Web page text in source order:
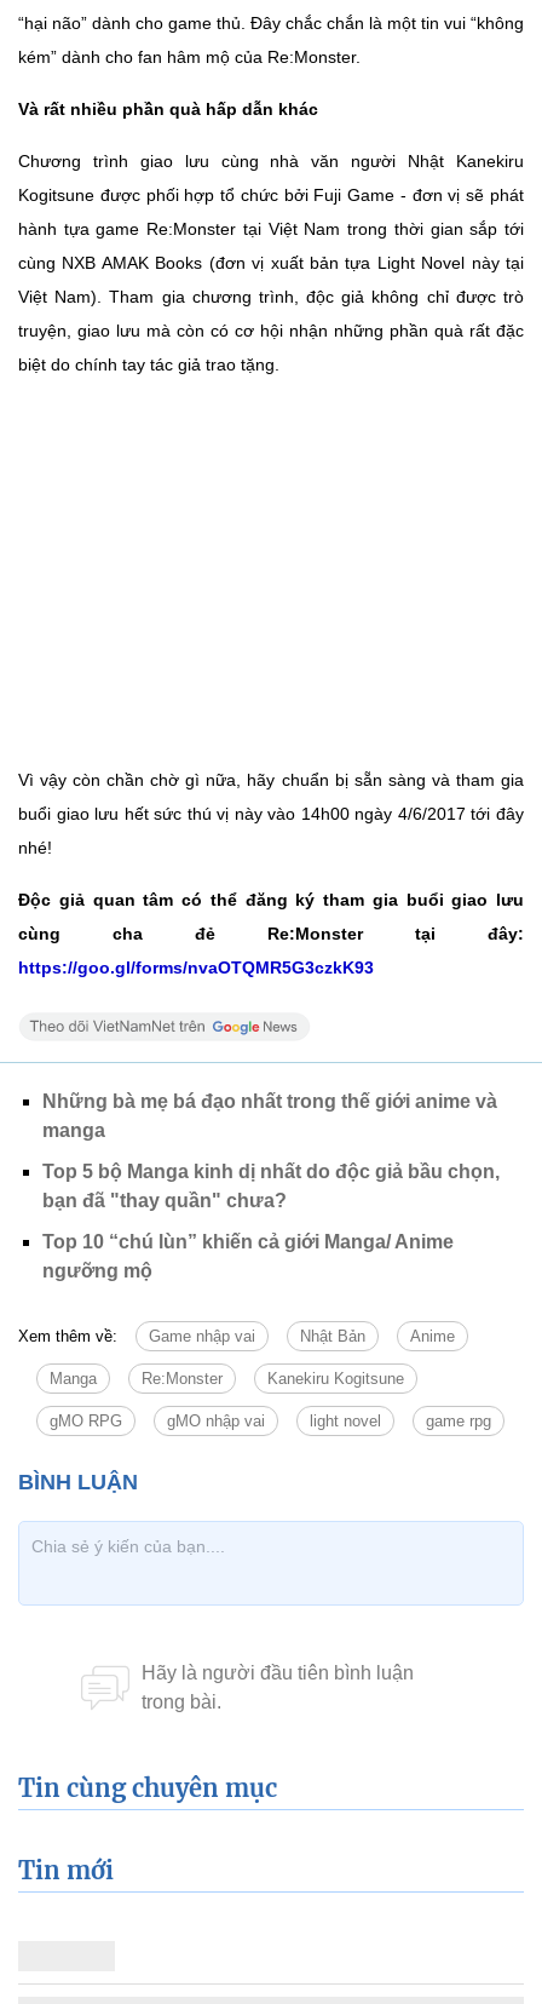
“hại não” dành cho game thủ. Đây chắc chắn là một tin vui “không
kém” dành cho fan hâm mộ của Re:Monster.
Và rất nhiều phần quà hấp dẫn khác
Chương trình giao lưu cùng nhà văn người Nhật Kanekiru
Kogitsune được phối hợp tổ chức bởi Fuji Game - đơn vị sẽ phát
hành tựa game Re:Monster tại Việt Nam trong thời gian sắp tới
cùng NXB AMAK Books (đơn vị xuất bản tựa Light Novel này tại
Việt Nam). Tham gia chương trình, độc giả không chỉ được trò
truyện, giao lưu mà còn có cơ hội nhận những phần quà rất đặc
biệt do chính tay tác giả trao tặng.
Vì vậy còn chần chờ gì nữa, hãy chuẩn bị sẵn sàng và tham gia
buổi giao lưu hết sức thú vị này vào 14h00 ngày 4/6/2017 tới đây
nhé!
Độc giả quan tâm có thể đăng ký tham gia buổi giao lưu
cùng cha đẻ Re:Monster tại đây:
https://goo.gl/forms/nvaOTQMR5G3czkK93
Những bà mẹ bá đạo nhất trong thế giới anime và
manga
Top 5 bộ Manga kinh dị nhất do độc giả bầu chọn,
bạn đã "thay quần" chưa?
Top 10 “chú lùn” khiến cả giới Manga/ Anime
ngưỡng mộ
Xem thêm về: Game nhập vai Nhật Bản Anime
Manga Re:Monster Kanekiru Kogitsune
gMO RPG gMO nhập vai light novel game rpg
Tin cùng chuyên mục
Tin mới